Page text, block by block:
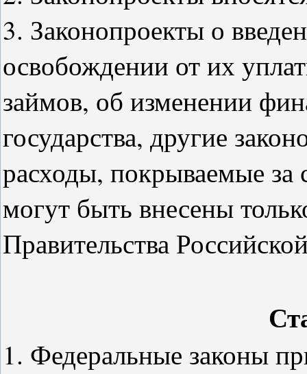
3. Законопроекты о
освобождении от их
займов, об изменении
государства, другие
расходы, покрываемые за
могут быть внесены
Правительства
1. Федеральные законы